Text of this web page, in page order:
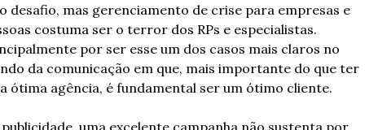
desafio, mas gerenciamento de crise para empresas e
costuma ser o terror dos RPs e especialistas.
por ser esse um dos casos mais claros no
da comunicação em que, mais importante do que ter
ótima agência, é fundamental ser um ótimo cliente.
uma excelente campanha não sustenta por